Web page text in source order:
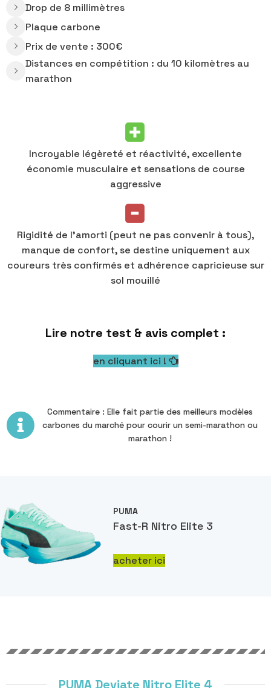
Drop de 8 millimètres
Plaque carbone
Prix de vente : 300€
Distances en compétition : du 10 kilomètres au
marathon
Incroyable légèreté et réactivité, excellente
économie musculaire et sensations de course
aggressive
Rigidité de l’amorti (peut ne pas convenir à tous),
manque de confort, se destine uniquement aux
coureurs très confirmés et adhérence capricieuse sur
sol mouillé
Lire notre test & avis complet :
en cliquant ici !
Commentaire : Elle fait partie des meilleurs modèles
carbones du marché pour courir un semi-marathon ou
marathon !
PUMA
Fast-R Nitro Elite 3
acheter ici
PUMA Deviate Nitro Elite 4